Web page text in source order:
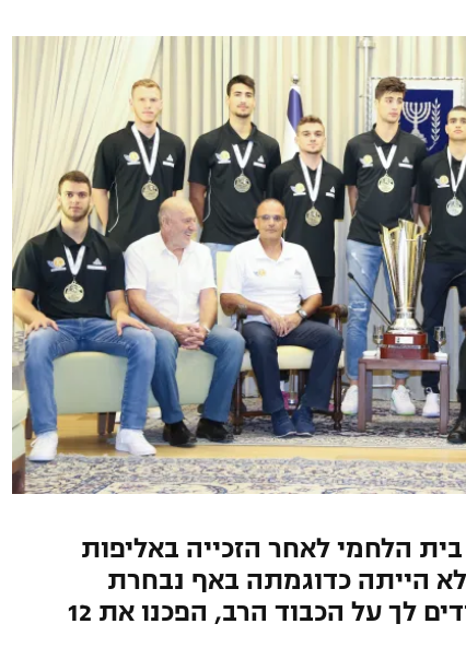
אביב
שבע
ליגה סינית
ליגות נוספות
הלחמי לאחר הזכייה באליפות
הייתה כדוגמתה באף נבחרת
ישראל". המאמן אמר: "אנחנו מודים לך על הכבוד הרב, הפכנו את 12